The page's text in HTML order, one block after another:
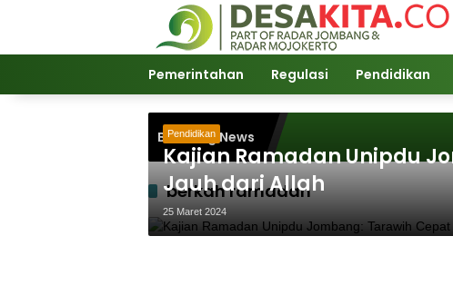
Pemerintahan Regulasi Pendidikan
Breaking News
berkah ramadan
Pendidikan
Kajian Ramadan Unipdu
Jauh dari Allah
25 Maret 2024